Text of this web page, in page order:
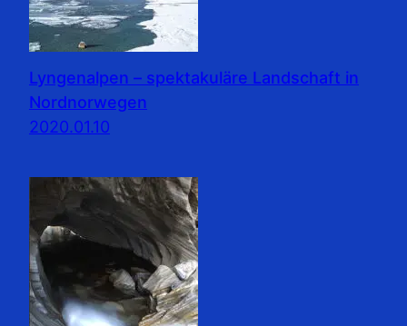
Lyngenalpen – spektakuläre Landschaft in
Nordnorwegen
2020.01.10